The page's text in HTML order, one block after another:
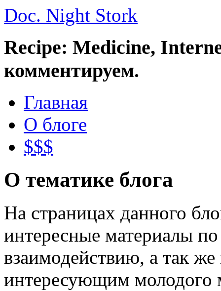
Doc. Night Stork
Recipe: Medicine,
комментируем.
Главная
О блоге
$$$
О тематике блога
На страницах данного
интересные материалы
взаимодействию, а так
интересующим молодого